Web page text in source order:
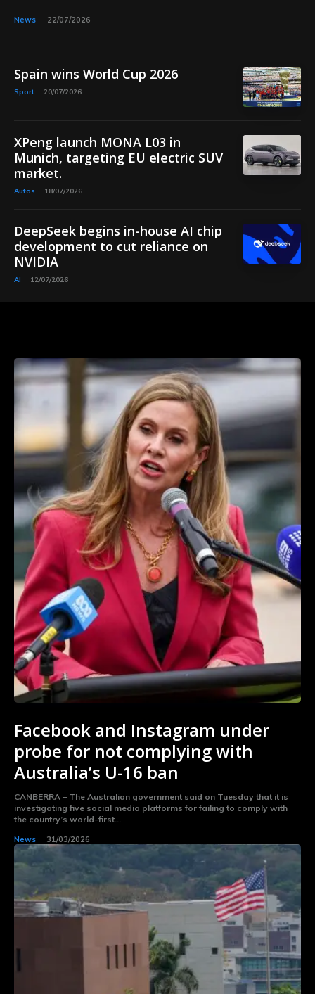
News 22/07/2026
Spain wins World Cup 2026
Sport 20/07/2026
XPeng launch MONA L03 in
Munich, targeting EU electric SUV
market.
Autos 18/07/2026
DeepSeek begins in-house AI chip
development to cut reliance on
NVIDIA
AI 12/07/2026
Facebook and Instagram under
probe for not complying with
Australia’s U-16 ban
CANBERRA – The Australian government said on Tuesday that it is
investigating five social media platforms for failing to comply with
the country’s world-first...
News 31/03/2026